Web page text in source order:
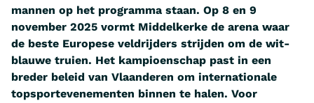
mannen op het programma staan. Op 8 en 9
november 2025 vormt Middelkerke de arena waar
de beste Europese veldrijders strijden om de wit-
blauwe truien. Het kampioenschap past in een
breder beleid van Vlaanderen om internationale
topsportevenementen binnen te halen. Voor